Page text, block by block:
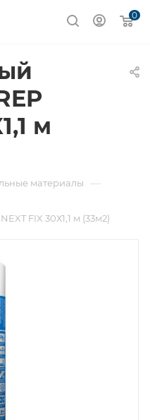
0
м
материалы —
FIX 30Х1,1 м (33м2)